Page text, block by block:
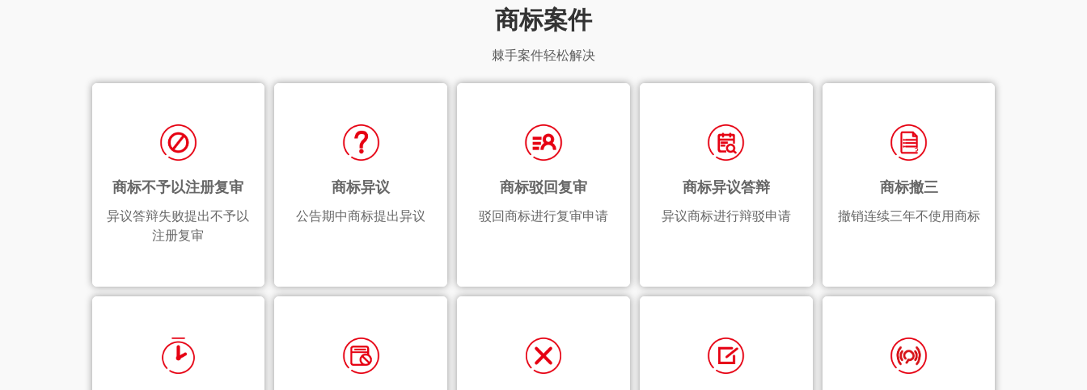
商标案件
棘手案件轻松解决
商标不予以注册复审
异议答辩失败提出不予以
注册复审
商标异议
公告期中商标提出异议
商标驳回复审
驳回商标进行复审申请
商标异议答辩
异议商标进行辩驳申请
商标撤三
撤销连续三年不使用商标